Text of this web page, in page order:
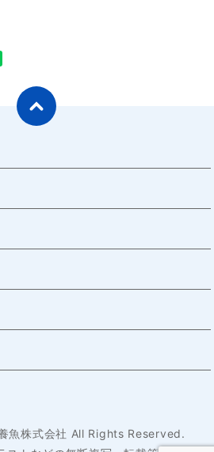
魚株式会社 All Rights Reserved.